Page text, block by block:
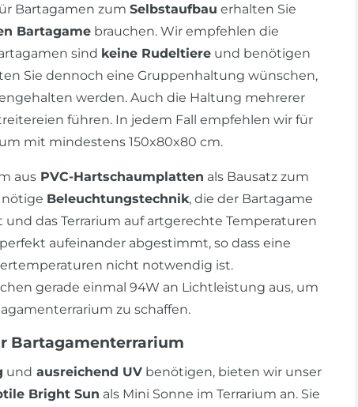
Bartagamen zum Selbstaufbau erhalten Sie
Bartagame brauchen. Wir empfehlen die
sind keine Rudeltiere und benötigen
Sie dennoch eine Gruppenhaltung wünschen,
werden. Auch die Haltung mehrerer
führen. In jedem Fall empfehlen wir für
mit mindestens 150x80x80 cm.
aus PVC-Hartschaumplatten als Bausatz zum
nötige Beleuchtungstechnik, die der Bartagame
das Terrarium auf artgerechte Temperaturen
aufeinander abgestimmt, so dass eine
nicht notwendig ist.
gerade einmal 94W an Lichtleistung aus, um
zu schaffen.
Bartagamenterrarium
und ausreichend UV benötigen, bieten wir unser
Bright Sun als Mini Sonne im Terrarium an. Sie